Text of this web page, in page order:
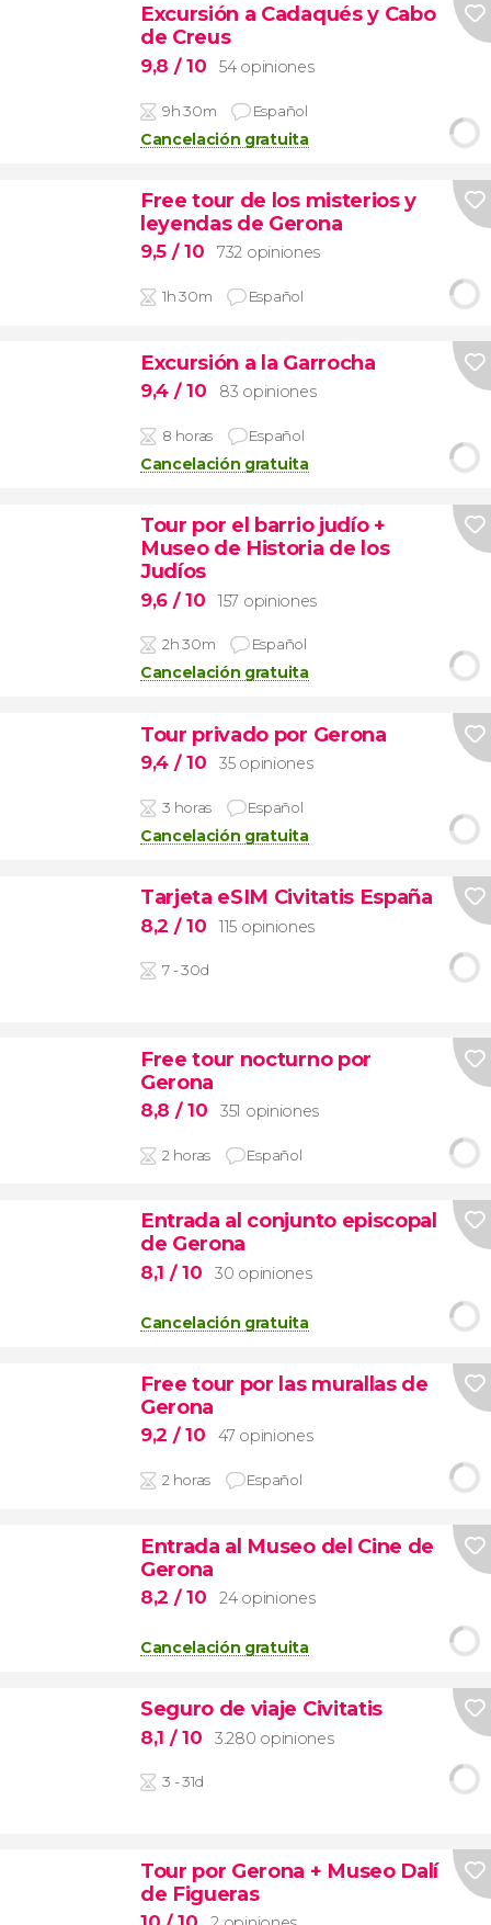
Excursión a Cadaqués y Cabo
de Creus
9,8 / 10 54 opiniones
9h 30m Español
Cancelación gratuita
Free tour de los misterios y
leyendas de Gerona
9,5 / 10 732 opiniones
1h 30m Español
Excursión a la Garrocha
9,4 / 10 83 opiniones
8 horas Español
Cancelación gratuita
Tour por el barrio judío +
Museo de Historia de los
Judíos
9,6 / 10 157 opiniones
2h 30m Español
Cancelación gratuita
Tour privado por Gerona
9,4 / 10 35 opiniones
3 horas Español
Cancelación gratuita
Tarjeta eSIM Civitatis España
8,2 / 10 115 opiniones
7 - 30d
Free tour nocturno por
Gerona
8,8 / 10 351 opiniones
2 horas Español
Entrada al conjunto episcopal
de Gerona
8,1 / 10 30 opiniones
Cancelación gratuita
Free tour por las murallas de
Gerona
9,2 / 10 47 opiniones
2 horas Español
Entrada al Museo del Cine de
Gerona
8,2 / 10 24 opiniones
Cancelación gratuita
Seguro de viaje Civitatis
8,1 / 10 3.280 opiniones
3 - 31d
Tour por Gerona + Museo Dalí
de Figueras